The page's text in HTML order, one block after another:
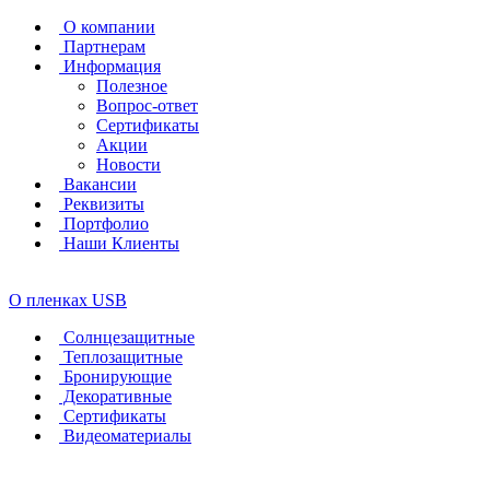
О компании
Партнерам
Информация
Полезное
Вопрос-ответ
Сертификаты
Акции
Новости
Вакансии
Реквизиты
Портфолио
Наши Клиенты
О пленках USB
Солнцезащитные
Теплозащитные
Бронирующие
Декоративные
Сертификаты
Видеоматериалы